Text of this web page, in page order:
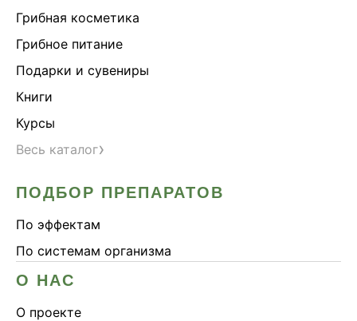
Грибная косметика
Грибное питание
Подарки и сувениры
Книги
Курсы
Весь каталог›
ПОДБОР ПРЕПАРАТОВ
По эффектам
По системам организма
О НАС
О проекте